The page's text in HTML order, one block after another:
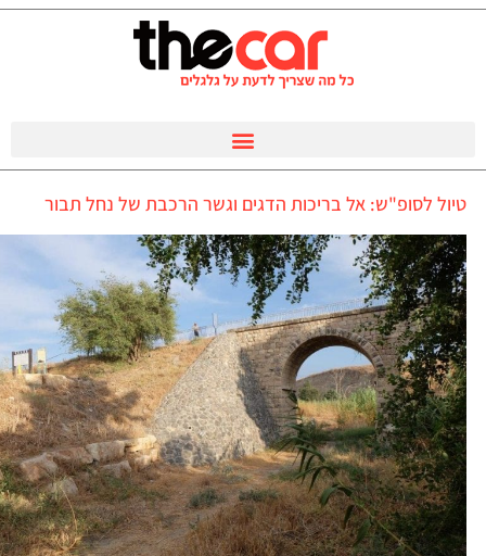
טיול לסופ"ש: אל בריכות הדגים וגשר הרכבת של נחל תבור